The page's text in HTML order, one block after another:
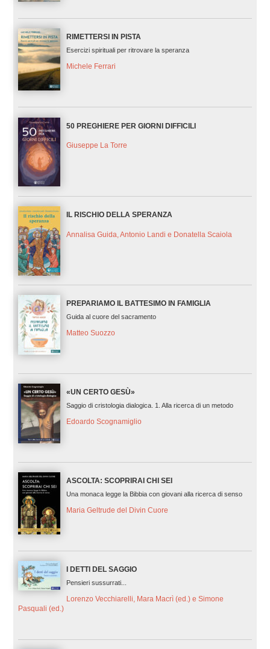
RIMETTERSI IN PISTA
Esercizi spirituali per ritrovare la speranza
Michele Ferrari
50 PREGHIERE PER GIORNI DIFFICILI
Giuseppe La Torre
IL RISCHIO DELLA SPERANZA
Annalisa Guida, Antonio Landi e Donatella Scaiola
PREPARIAMO IL BATTESIMO IN FAMIGLIA
Guida al cuore del sacramento
Matteo Suozzo
«UN CERTO GESÙ»
Saggio di cristologia dialogica. 1. Alla ricerca di un metodo
Edoardo Scognamiglio
ASCOLTA: SCOPRIRAI CHI SEI
Una monaca legge la Bibbia con giovani alla ricerca di senso
Maria Geltrude del Divin Cuore
I DETTI DEL SAGGIO
Pensieri sussurrati...
Lorenzo Vecchiarelli, Mara Macrì (ed.) e Simone
Pasquali (ed.)